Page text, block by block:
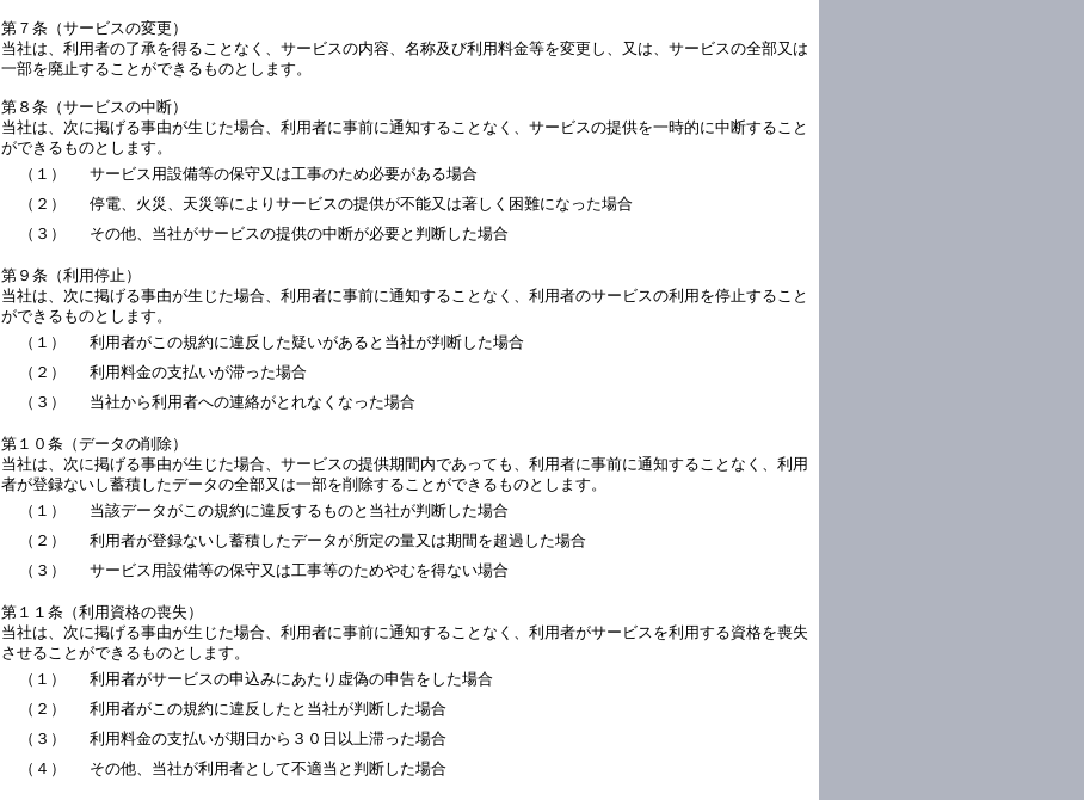
第７条（サービスの変更）
当社は、利用者の了承を得ることなく、サービスの内容、名称及び利用料金等を変更し、又は、サービスの全部又は
一部を廃止することができるものとします。
第８条（サービスの中断）
当社は、次に掲げる事由が生じた場合、利用者に事前に通知することなく、サービスの提供を一時的に中断すること
ができるものとします。
（１）
サービス用設備等の保守又は工事のため必要がある場合
（２）
停電、火災、天災等によりサービスの提供が不能又は著しく困難になった場合
（３）
その他、当社がサービスの提供の中断が必要と判断した場合
第９条（利用停止）
当社は、次に掲げる事由が生じた場合、利用者に事前に通知することなく、利用者のサービスの利用を停止すること
ができるものとします。
（１）
利用者がこの規約に違反した疑いがあると当社が判断した場合
（２）
利用料金の支払いが滞った場合
（３）
当社から利用者への連絡がとれなくなった場合
第１０条（データの削除）
当社は、次に掲げる事由が生じた場合、サービスの提供期間内であっても、利用者に事前に通知することなく、利用
者が登録ないし蓄積したデータの全部又は一部を削除することができるものとします。
（１）
当該データがこの規約に違反するものと当社が判断した場合
（２）
利用者が登録ないし蓄積したデータが所定の量又は期間を超過した場合
（３）
サービス用設備等の保守又は工事等のためやむを得ない場合
第１１条（利用資格の喪失）
当社は、次に掲げる事由が生じた場合、利用者に事前に通知することなく、利用者がサービスを利用する資格を喪失
させることができるものとします。
（１）
利用者がサービスの申込みにあたり虚偽の申告をした場合
（２）
利用者がこの規約に違反したと当社が判断した場合
（３）
利用料金の支払いが期日から３０日以上滞った場合
（４）
その他、当社が利用者として不適当と判断した場合